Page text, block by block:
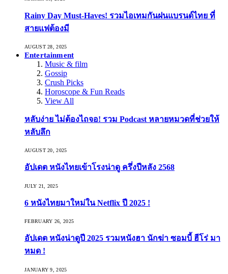
Rainy Day Must-Haves! รวมไอเทมกันฝนแบรนด์ไทย ที่
สายแฟต้องมี
AUGUST 28, 2025
Entertainment
Music & film
Gossip
Crush Picks
Horoscope & Fun Reads
View All
หลับง่าย ไม่ต้องไถจอ! รวม Podcast หลายหมวดที่ช่วยให้
หลับลึก
AUGUST 20, 2025
อัปเดต หนังไทยเข้าโรงน่าดู ครึ่งปีหลัง 2568
JULY 21, 2025
6 หนังไทยมาใหม่ใน Netflix ปี 2025 !
FEBRUARY 26, 2025
อัปเดต หนังน่าดูปี 2025 รวมหนังฮา นักฆ่า ซอมบี้ ฮีโร่ มา
หมด !
JANUARY 9, 2025